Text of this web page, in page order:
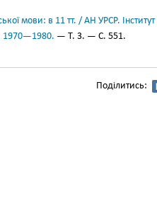
мови: в 11 тт. / АН УРСР.
1970—1980. — Т. 3. — С. 551.
Поділитись: